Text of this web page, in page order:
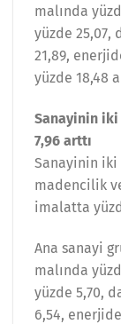
malında
yüzde 25,07,
21,89,
yüzde 18,48
Sanayinin
7,96 arttı
Sanayinin iki
madencilik
imalatta
Ana sanayi
malında
yüzde 5,70,
6,54,